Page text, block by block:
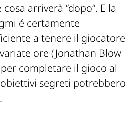
arriverà “dopo”. E la
é certamente
a tenere il giocatore
ore (Jonathan Blow
completare il gioco al
segreti potrebbero